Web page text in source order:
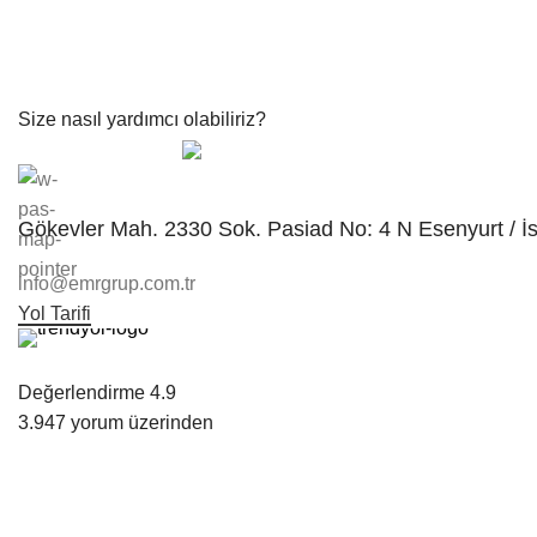
Size nasıl yardımcı olabiliriz?
Gökevler Mah. 2330 Sok. Pasiad No: 4 N Esenyurt /
info@emrgrup.com.tr
Yol Tarifi
Değerlendirme 4.9
3.947 yorum üzerinden